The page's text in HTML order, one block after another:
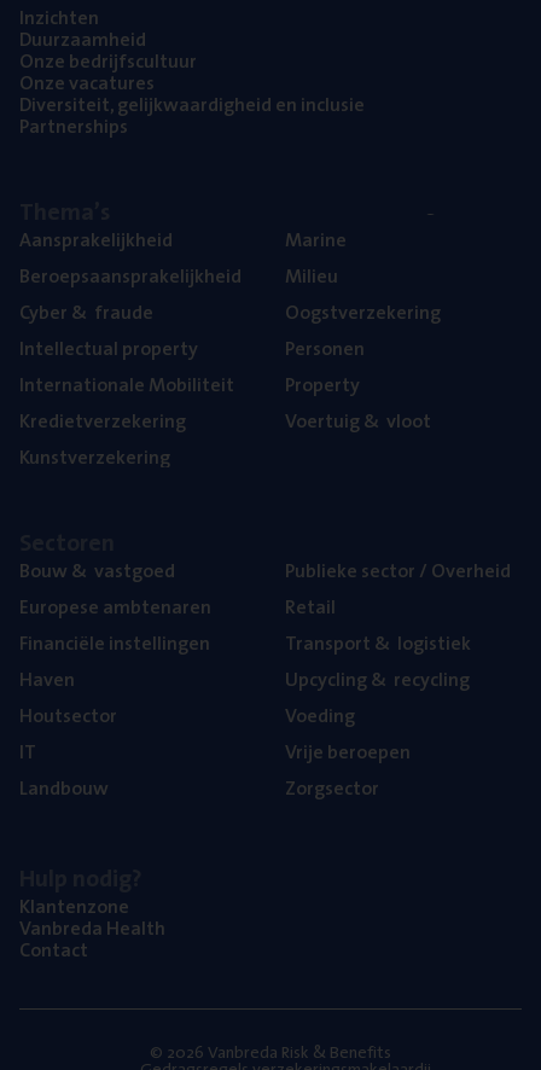
Inzich­ten
Duur­zaam­heid
Onze bedrijfs­cul­tuur
Onze vaca­tu­res
Diver­si­teit, gelijk­waar­dig­heid en inclusie
Part­ner­ships
Aan­spra­ke­lijk­heid
Beroeps­aan­spra­ke­lijk­heid
Cyber& fraude
Intel­lec­tu­al property
Inter­na­ti­o­na­le Mobiliteit
Kre­diet­ver­ze­ke­ring
Kunst­ver­ze­ke­ring
Mari­ne
Mili­eu
Oogst­ver­ze­ke­ring
Per­so­nen
Pro­per­ty
Voer­tuig& vloot
Bouw& vastgoed
Euro­pe­se ambtenaren
Finan­ci­ë­le instellingen
Haven
Hout­sec­tor
IT
Land­bouw
Publie­ke sec­tor / Overheid
Retail
Trans­port& logistiek
Upcy­cling& recycling
Voe­ding
Vrije beroe­pen
Zorg­sec­tor
Klan­ten­zo­ne
Van­b­re­da Health
Con­tact
© 2026 Vanbreda Risk & Benefits